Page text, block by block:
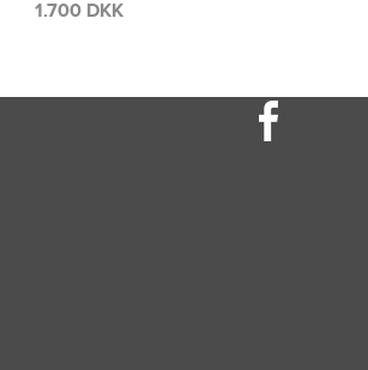
DKK